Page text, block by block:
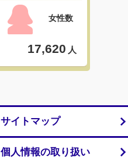
サイトマップ
個人情報の取り扱い